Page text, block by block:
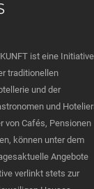
ist eine Initiative
traditionellen
und der
und
von Cafés, Pensionen
können unter dem
Angebote
verlinkt stets zur